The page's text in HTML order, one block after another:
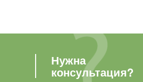
Нужна
консультация?